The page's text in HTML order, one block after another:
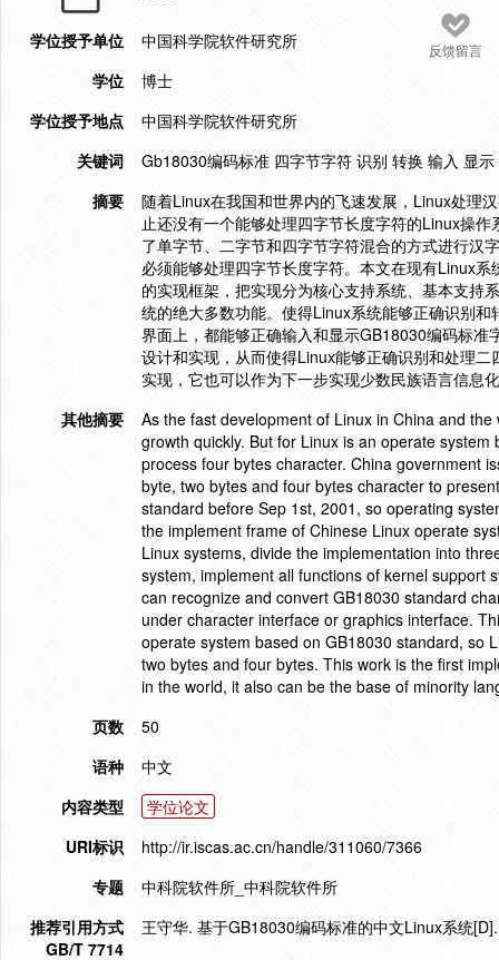
反馈留言
学位授予单位
中国科学院软件研究所
学位
博士
学位授予地点
中国科学院软件研究所
关键词
Gb18030编码标准 四字节字符 识别 转换 输入 显示
摘要
随着Linux在我国和世界内的飞速发展，Linux处理
止还没有一个能够处理四字节长度字符的Linux操
了单字节、二字节和四字节字符混合的方式进行汉
必须能够处理四字节长度字符。本文在现有Linux
的实现框架，把实现分为核心支持系统、基本支持
统的绝大多数功能。使得Linux系统能够正确识别
界面上，都能够正确输入和显示GB18030编码标
设计和实现，从而使得Linux能够正确识别和处理
实现，它也可以作为下一步实现少数民族语言信息
其他摘要
As the fast development of Linux in China and
growth quickly. But for Linux is an operate
process four bytes character. China government
byte, two bytes and four bytes character to
standard before Sep 1st, 2001, so operating
the implement frame of Chinese Linux operate
Linux systems, divide the implementation into
system, implement all functions of kernel support
can recognize and convert GB18030 standard
under character interface or graphics interface.
operate system based on GB18030 standard, so
two bytes and four bytes. This work is the first
in the world, it also can be the base of minority
页数
50
语种
中文
内容类型
学位论文
URI标识
http://ir.iscas.ac.cn/handle/311060/7366
专题
中科院软件所_中科院软件所
推荐引用方式
GB/T 7714
王守华. 基于GB18030编码标准的中文Linux系统